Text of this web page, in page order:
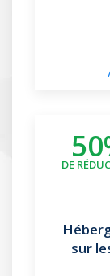
DE
sur